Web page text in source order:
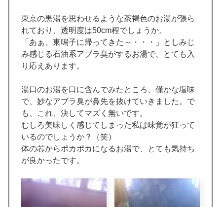
東京の黒湯を思わせるような茶褐色のお湯が張ら
れており、透明度は50cm程でしょうか。
「あぁ、東鳴子に帰ってきた～・・・」としみじ
み感じる石油系アブラ臭がするお湯で、とても入
り応えあります。
湯口のお湯を口に含んでみたところ、僅かな塩味
で、妙なアブラ臭が鼻先を抜けていきました。で
も、これ、決してマズく無いです。
むしろ美味しく感じてしまった私は味覚が狂って
いるのでしょうか？（笑）
体の芯からポカポカになるお湯で、とても気持ち
が良かったです。